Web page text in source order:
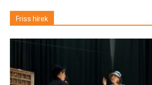
Friss hírek